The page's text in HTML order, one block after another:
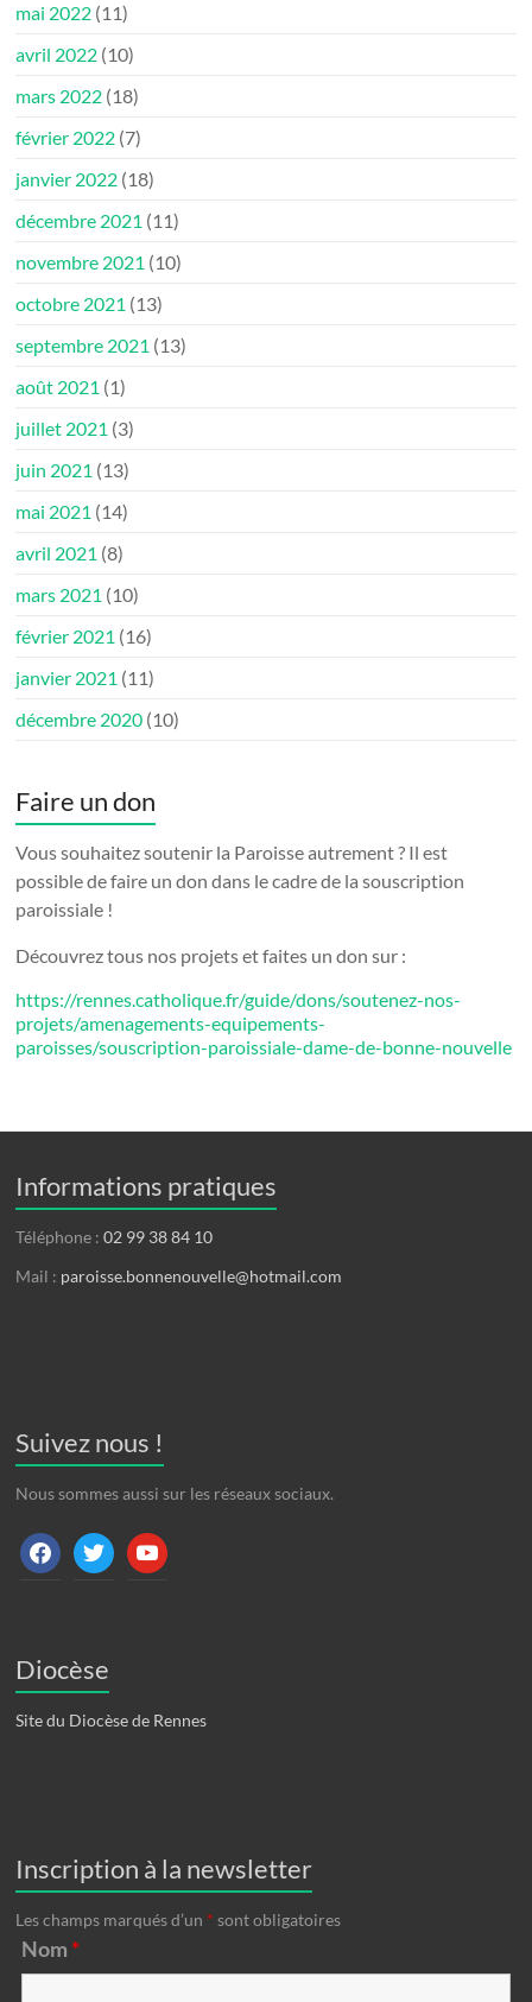
mai 2022 (11)
avril 2022 (10)
mars 2022 (18)
février 2022 (7)
janvier 2022 (18)
décembre 2021 (11)
novembre 2021 (10)
octobre 2021 (13)
septembre 2021 (13)
août 2021 (1)
juillet 2021 (3)
juin 2021 (13)
mai 2021 (14)
avril 2021 (8)
mars 2021 (10)
février 2021 (16)
janvier 2021 (11)
décembre 2020 (10)
Faire un don
Vous souhaitez soutenir la Paroisse autrement ? Il est
possible de faire un don dans le cadre de la souscription
paroissiale !
Découvrez tous nos projets et faites un don sur :
https://rennes.catholique.fr/guide/dons/soutenez-nos-
projets/amenagements-equipements-
paroisses/souscription-paroissiale-dame-de-bonne-nouvelle
Informations pratiques
Téléphone :02 99 38 84 10
Mail : paroisse.bonnenouvelle@hotmail.com
Suivez nous !
Nous sommes aussi sur les réseaux sociaux.
facebooktwitter youtube
Diocèse
Site du Diocèse de Rennes
Inscription à la newsletter
Les champs marqués d’un * sont obligatoires
Nom *